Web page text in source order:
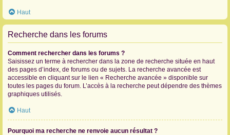
Haut
Recherche dans les forums
Comment rechercher dans les forums ?
Saisissez un terme à rechercher dans la zone de recherche située en haut
des pages d’index, de forums ou de sujets. La recherche avancée est
accessible en cliquant sur le lien « Recherche avancée » disponible sur
toutes les pages du forum. L’accès à la recherche peut dépendre des thèmes
graphiques utilisés.
Haut
Pourquoi ma recherche ne renvoie aucun résultat ?